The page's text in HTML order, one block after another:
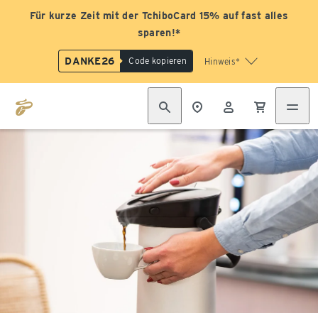
Für kurze Zeit mit der TchiboCard 15% auf fast alles
sparen!*
DANKE26 Code kopieren Hinweis*